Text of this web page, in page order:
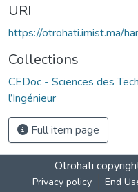
URI
https://otrohati.imist.ma/
Collections
CEDoc - Sciences des
l’Ingénieur
Full item page
Otrohati
Privacy policy End